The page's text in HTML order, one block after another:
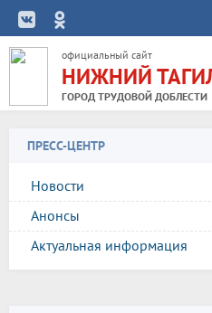
официальный сайт
НИЖНИЙ
ГОРОД ТРУДОВОЙ ДОБЛЕСТИ
ПРЕСС-ЦЕНТР
Новости
Анонсы
Актуальная информация